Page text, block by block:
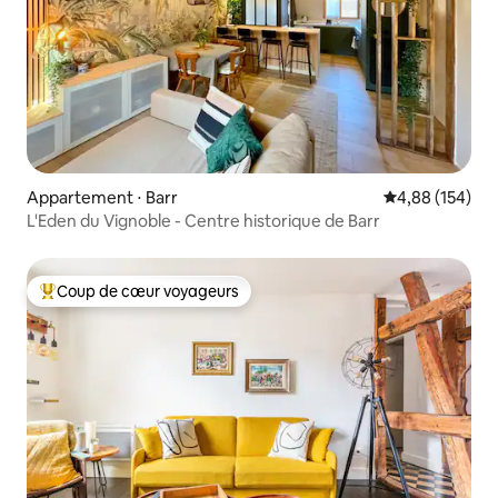
Appartement ⋅ Barr Évaluation
4,88 (154)
L'Eden du Vignoble - Centre historique de Barr
Coups de cœur voyageurs les plus appréciés
Coup de cœur voyageurs